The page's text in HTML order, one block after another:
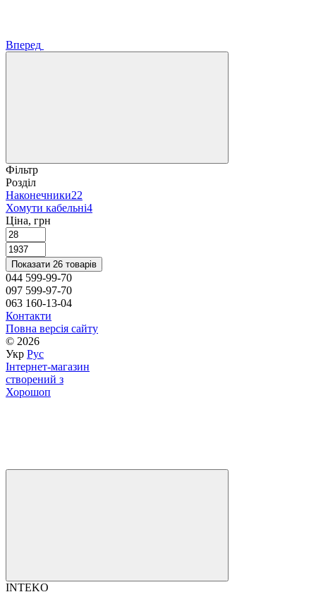
Вперед
Фільтр
Розділ
Наконечники22
Хомути кабельні4
Ціна, грн
Показати 26 товарів
044 599-99-70
097 599-97-70
063 160-13-04
Контакти
Повна версія сайту
© 2026
Укр Рус
Інтернет-магазин
створений з
Хорошоп
INTEKO